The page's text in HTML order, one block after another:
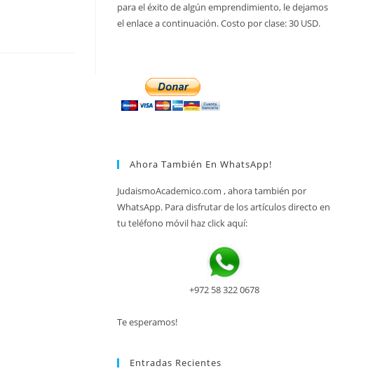
para el éxito de algún emprendimiento, le dejamos
el enlace a continuación. Costo por clase: 30 USD.
Ahora También En WhatsApp!
JudaismoAcademico.com , ahora también por
WhatsApp. Para disfrutar de los artículos directo en
tu teléfono móvil haz click aquí:
+972 58 322 0678
Te esperamos!
Entradas Recientes